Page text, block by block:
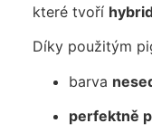
které tvoří
Díky použitým
barva
perfektně